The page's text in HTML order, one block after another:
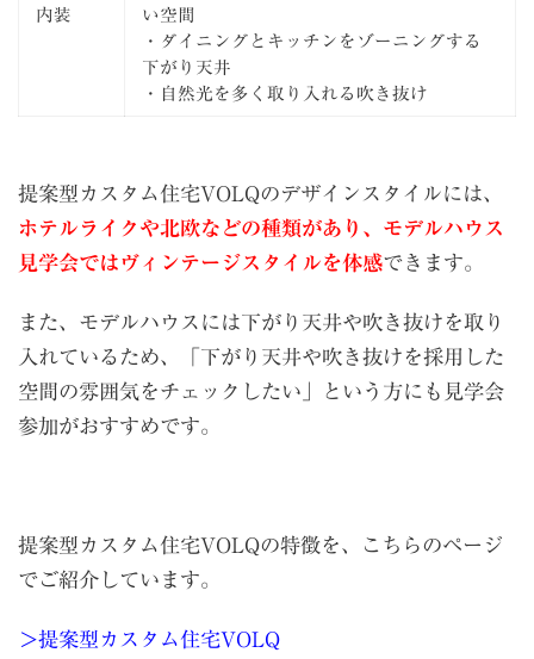
内装
い空間
・ダイニングとキッチンをゾーニングする
下がり天井
・自然光を多く取り入れる吹き抜け
提案型カスタム住宅VOLQのデザインスタイルには、
ホテルライクや北欧などの種類があり、モデルハウス
見学会ではヴィンテージスタイルを体感できます。
また、モデルハウスには下がり天井や吹き抜けを取り
入れているため、「下がり天井や吹き抜けを採用した
空間の雰囲気をチェックしたい」という方にも見学会
参加がおすすめです。
提案型カスタム住宅VOLQの特徴を、こちらのページ
でご紹介しています。
＞提案型カスタム住宅VOLQ